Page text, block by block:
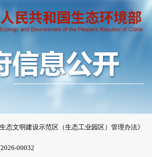
态文明建设示范区（生态工业园区）管理办法》
00032